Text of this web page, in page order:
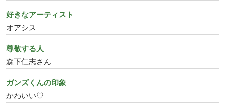
好きなアーティスト
オアシス
尊敬する人
森下仁志さん
ガンズくんの印象
かわいい♡